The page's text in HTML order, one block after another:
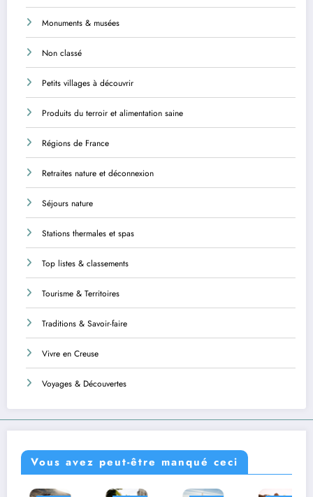
Monuments & musées
Non classé
Petits villages à découvrir
Produits du terroir et alimentation saine
Régions de France
Retraites nature et déconnexion
Séjours nature
Stations thermales et spas
Top listes & classements
Tourisme & Territoires
Traditions & Savoir-faire
Vivre en Creuse
Voyages & Découvertes
Vous avez peut-être manqué ceci